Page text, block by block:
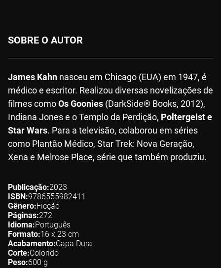
SOBRE O AUTOR
James Kahn nasceu em Chicago (EUA) em 1947, é
médico e escritor. Realizou diversas novelizações de
filmes comoOs Goonies (DarkSide® Books, 2012),
Indiana Jones e o Templo da Perdição, Poltergeist e
Star Wars. Para a televisão, colaborou em séries
como Plantão Médico, Star Trek: Nova Geração,
Xena e Melrose Place, série que também produziu.
Publicação 2023
ISBN 9786555982411
Gênero Ficção
Páginas 272
Idioma Português
Formato 16 x 23 cm
Acabamento Capa Dura
Corte Colorido
Peso 600 g